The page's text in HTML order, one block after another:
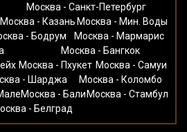
Москва - Санкт-Петербург
Москва - КазаньМосква - Мин. Воды
- Бодрум
Москва - Мармарис
Москва - Бангкок
Москва - Пхукет Москва - Самуи
- Шарджа
Москва - Коломбо
Москва - БалиМосква - Стамбул
- Белград